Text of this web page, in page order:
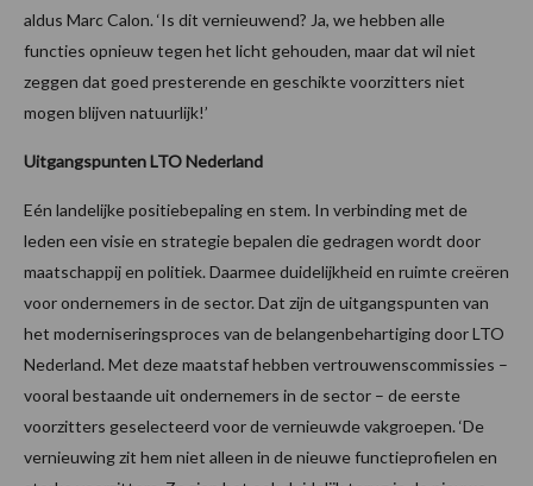
aldus Marc Calon. ‘Is dit vernieuwend? Ja, we hebben alle
functies opnieuw tegen het licht gehouden, maar dat wil niet
zeggen dat goed presterende en geschikte voorzitters niet
mogen blijven natuurlijk!’
Uitgangspunten LTO Nederland
Eén landelijke positiebepaling en stem. In verbinding met de
leden een visie en strategie bepalen die gedragen wordt door
maatschappij en politiek. Daarmee duidelijkheid en ruimte creëren
voor ondernemers in de sector. Dat zijn de uitgangspunten van
het moderniseringsproces van de belangenbehartiging door LTO
Nederland. Met deze maatstaf hebben vertrouwenscommissies –
vooral bestaande uit ondernemers in de sector – de eerste
voorzitters geselecteerd voor de vernieuwde vakgroepen. ‘De
vernieuwing zit hem niet alleen in de nieuwe functieprofielen en